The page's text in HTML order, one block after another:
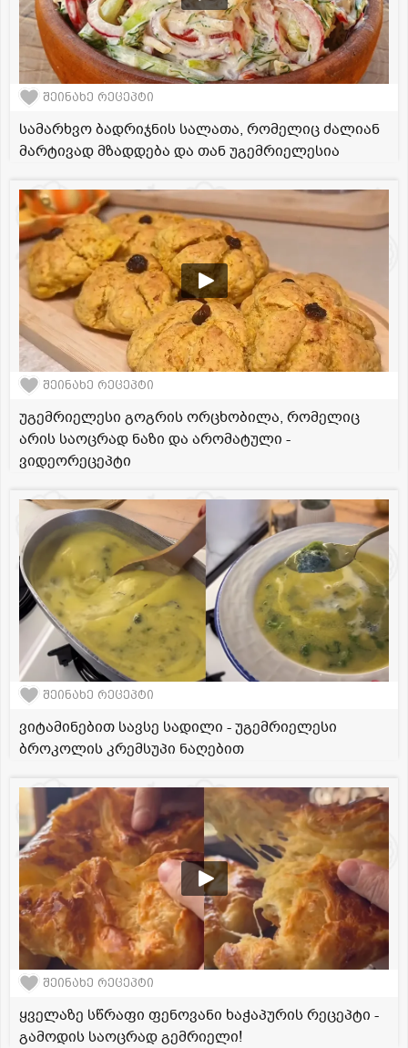
შეინახე რეცეპტი
სამარხვო ბადრიჯნის სალათა, რომელიც ძალიან
მარტივად მზადდება და თან უგემრიელესია
შეინახე რეცეპტი
უგემრიელესი გოგრის ორცხობილა, რომელიც
არის საოცრად ნაზი და არომატული -
ვიდეორეცეპტი
შეინახე რეცეპტი
ვიტამინებით სავსე სადილი - უგემრიელესი
ბროკოლის კრემსუპი ნაღებით
შეინახე რეცეპტი
ყველაზე სწრაფი ფენოვანი ხაჭაპურის რეცეპტი -
გამოდის საოცრად გემრიელი!